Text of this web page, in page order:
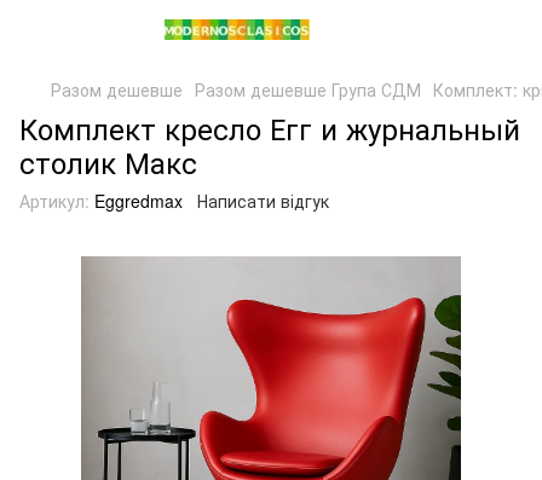
Разом дешевше Разом дешевше Група СДМ Комплект:
Комплект кресло Егг и журнальный
столик Макс
Артикул: Eggredmax Написати відгук